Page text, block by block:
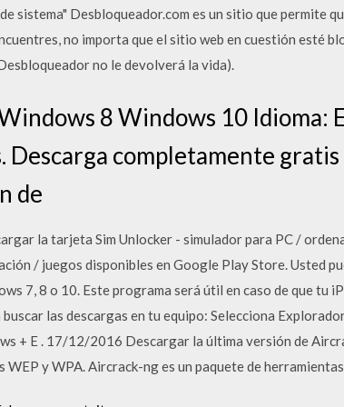
sistema" Desbloqueador.com es un sitio que permite
no importa que el sitio web en cuestión esté
no le devolverá la vida).
8 Windows 10 Idioma:
Descarga completamente
de
la tarjeta Sim Unlocker - simulador para PC /
/ juegos disponibles en Google Play Store. Usted
7, 8 o 10. Este programa será útil en caso de que tu
las descargas en tu equipo: Selecciona
+ E . 17/12/2016 Descargar la última versión de
y WPA. Aircrack-ng es un paquete de herramientas